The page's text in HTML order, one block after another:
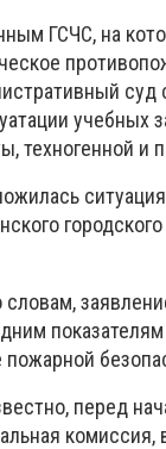
ГСЧС, на
суд
учебных
техногенной и
словам,
пожарной
перед
комиссия,